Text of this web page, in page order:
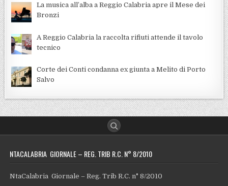
La musica all’alba a Reggio Calabria apre il Mese dei
Bronzi
A Reggio Calabria la raccolta rifiuti attende il tavolo
tecnico
Corte dei Conti condanna ex giunta a Melito di Porto
Salvo
NTACALABRIA GIORNALE – REG. TRIB R.C. N° 8/2010
NtaCalabria Giornale – Reg. Trib R.C. n° 8/2010